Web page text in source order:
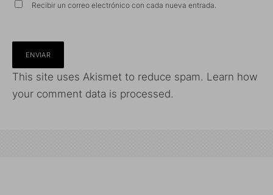
Recibir un correo electrónico con cada nueva entrada.
This site uses Akismet to reduce spam. Learn how
your comment data is processed.